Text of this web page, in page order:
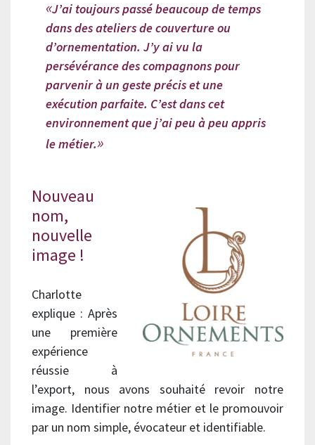
J’ai toujours passé beaucoup de temps
dans des ateliers de couverture ou
d’ornementation. J’y ai vu la
persévérance des compagnons pour
parvenir à un geste précis et une
exécution parfaite. C’est dans cet
environnement que j’ai peu à peu appris
le métier.
Nouveau
nom,
nouvelle
image !
Charlotte
explique : Après
une première
expérience
réussie à
l’export, nous avons souhaité revoir notre
image. Identifier notre métier et le promouvoir
par un nom simple, évocateur et identifiable.